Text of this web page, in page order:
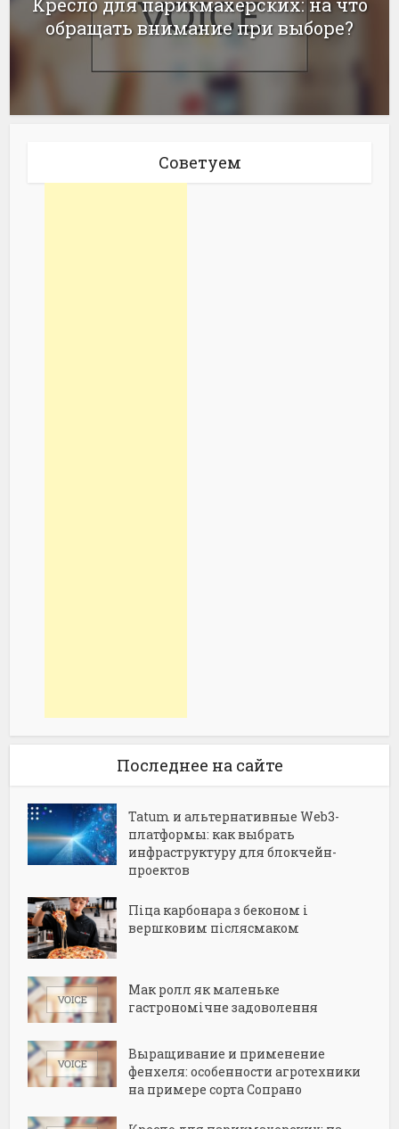
Кресло для парикмахерских: на что
обращать внимание при выборе?
Советуем
Последнее на сайте
Tatum и альтернативные Web3-
платформы: как выбрать
инфраструктуру для блокчейн-
проектов
Піца карбонара з беконом і
вершковим післясмаком
Мак ролл як маленьке
гастрономічне задоволення
Выращивание и применение
фенхеля: особенности агротехники
на примере сорта Сопрано